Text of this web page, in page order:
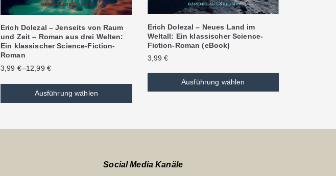
Erich Dolezal – Jenseits von Raum
und Zeit – Roman aus drei Welten:
Ein klassischer Science-Fiction-
Roman
3,99 €–12,99 €
Ausführung wählen
Erich Dolezal – Neues Land im
Weltall: Ein klassischer Science-
Fiction-Roman (eBook)
3,99€
Ausführung wählen
Social Media Kanäle